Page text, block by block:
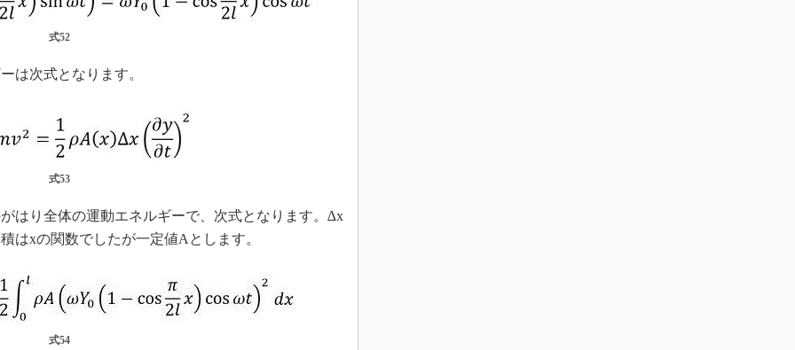
式52
次式となります。
式53
り全体の運動エネルギーで、次式となります。∆x
はxの関数でしたが一定値Aとします。
式54